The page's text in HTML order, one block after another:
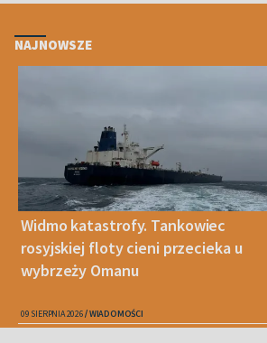
NAJNOWSZE
Widmo katastrofy. Tankowiec
rosyjskiej floty cieni przecieka u
wybrzeży Omanu
09 SIERPNIA 2026 WIADOMOŚCI